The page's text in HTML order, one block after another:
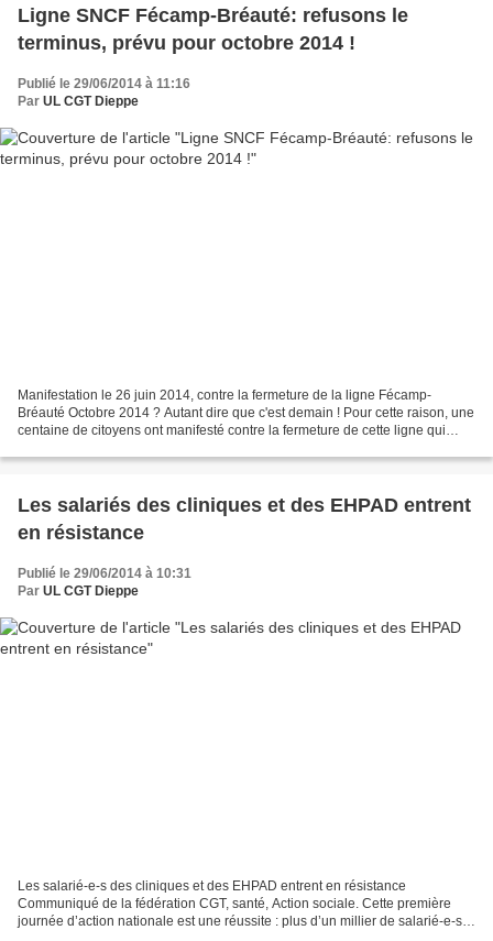
Ligne SNCF Fécamp-Bréauté: refusons le
terminus, prévu pour octobre 2014 !
Publié le 29/06/2014 à 11:16
Par UL CGT Dieppe
Manifestation le 26 juin 2014, contre la fermeture de la ligne Fécamp-
Bréauté Octobre 2014 ? Autant dire que c'est demain ! Pour cette raison, une
centaine de citoyens ont manifesté contre la fermeture de cette ligne qui
Les salariés des cliniques et des EHPAD entrent
en résistance
Publié le 29/06/2014 à 10:31
Par UL CGT Dieppe
Les salarié-e-s des cliniques et des EHPAD entrent en résistance
Communiqué de la fédération CGT, santé, Action sociale. Cette première
journée d’action nationale est une réussite : plus d’un millier de salarié-e-s